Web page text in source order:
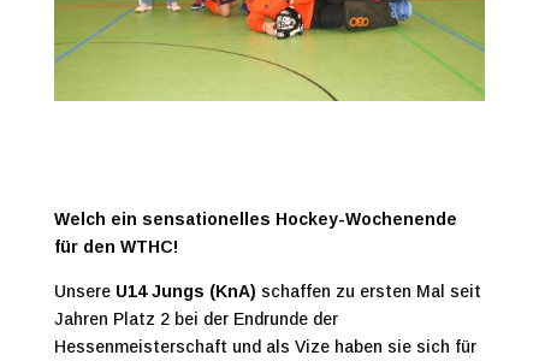
Welch ein sensationelles Hockey-Wochenende
für den WTHC!
Unsere U14 Jungs (KnA) schaffen zu ersten Mal seit
Jahren Platz 2 bei der Endrunde der
Hessenmeisterschaft und als Vize haben sie sich für